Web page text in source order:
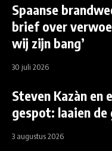
Spaanse
brief over
wij zijn bang’
30 juli 2026
Steven Kazàn en
gespot: laaien
3 augustus 2026